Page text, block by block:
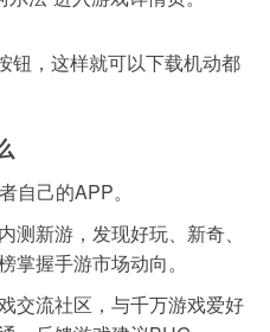
钮，这样就可以下载机动都
自己的APP。
新游，发现好玩、新奇、
掌握手游市场动向。
交流社区，与千万游戏爱好